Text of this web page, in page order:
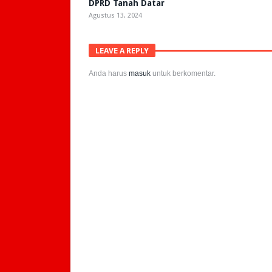
DPRD Tanah Datar
Agustus 13, 2024
LEAVE A REPLY
Anda harus masuk untuk berkomentar.